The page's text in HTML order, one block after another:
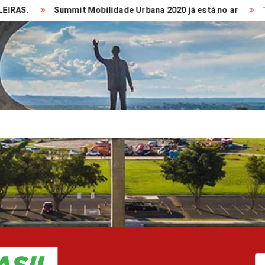
Summit Mobilidade Urbana 2020 já está no ar